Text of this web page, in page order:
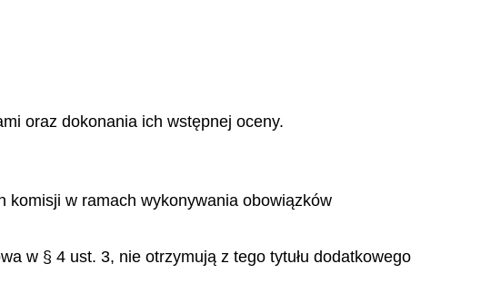
oraz dokonania ich wstępnej oceny.
komisji w ramach wykonywania obowiązków
w § 4 ust. 3, nie otrzymują z tego tytułu dodatkowego